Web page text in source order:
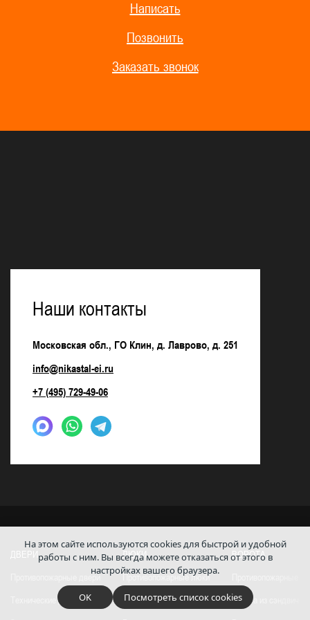
Написать
Позвонить
Заказать звонок
Наши контакты
Московская обл., ГО Клин, д. Лаврово, д. 251
info@nikastal-ei.ru
+7 (495) 729-49-06
ДВЕРИ
Противопожарные двери
Технические двери
ЛЮКИ
Противопожарные люки
Технические люки
ВОРОТА
Ворота из сэндвич-
На этом сайте используются cookies для быстрой и удобной
работы с ним. Вы всегда можете отказаться от этого в
настройках вашего браузера.
OK Посмотреть список cookies